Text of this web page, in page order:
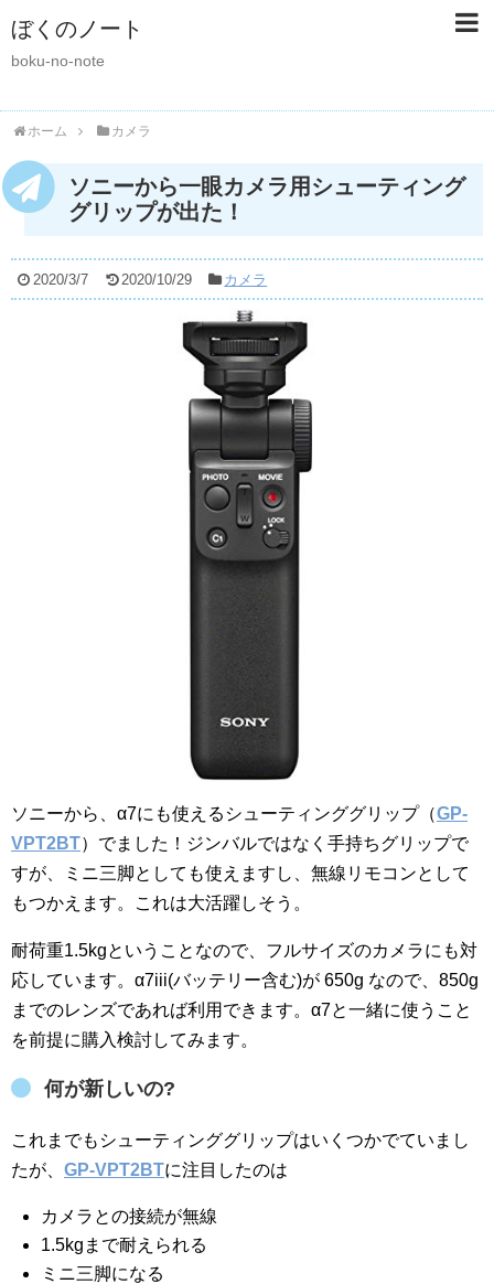
ぼくのノート
boku-no-note
ホーム カメラ
ソニーから一眼カメラ用シューティング
グリップが出た！
2020/3/7 2020/10/29 カメラ
ソニーから、α7にも使えるシューティンググリップ（GP-
VPT2BT）でました！ジンバルではなく手持ちグリップで
すが、ミニ三脚としても使えますし、無線リモコンとして
もつかえます。これは大活躍しそう。
耐荷重1.5kgということなので、フルサイズのカメラにも対
応しています。α7iii(バッテリー含む)が 650g なので、850g
までのレンズであれば利用できます。α7と一緒に使うこと
を前提に購入検討してみます。
何が新しいの?
これまでもシューティンググリップはいくつかでていまし
たが、 GP-VPT2BTに注目したのは
カメラとの接続が無線
1.5kgまで耐えられる
ミニ三脚になる